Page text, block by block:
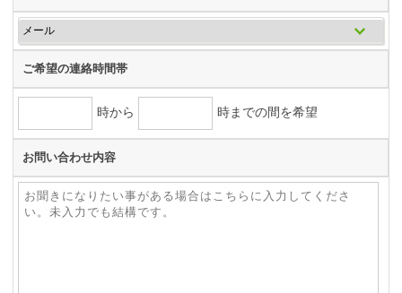
ご希望の連絡時間帯
時から 時までの間を希望
お問い合わせ内容